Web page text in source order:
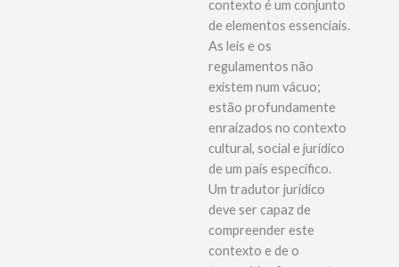
A preservação do
contexto é um conjunto
de elementos essenciais.
As leis e os
regulamentos não
existem num vácuo;
estão profundamente
enraizados no contexto
cultural, social e jurídico
de um país específico.
Um tradutor jurídico
deve ser capaz de
compreender este